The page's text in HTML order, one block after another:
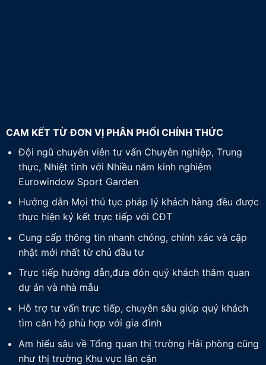
CAM KẾT TỪ ĐƠN VỊ PHÂN PHỐI CHÍNH THỨC
Đội ngũ chuyên viên tư vấn Chuyên nghiệp, Trung
thực, Nhiệt tình với Nhiều năm kinh nghiệm
Eurowindow Sport Garden
Hướng dẫn Mọi thủ tục pháp lý khách hàng đều được
thực hiện ký kết trực tiếp với CĐT
Cung cấp thông tin nhanh chóng, chính xác và cập
nhật mới nhất từ chủ đầu tư
Trực tiếp hướng dẫn,đưa đón quý khách thăm quan
dự án và nhà mẫu
Hỗ trợ tư vấn trực tiếp, chuyên sâu giúp quý khách
tìm căn hộ phù hợp với gia đình
Am hiểu sâu về Tổng quan thị trường Hải phòng cũng
như thị trường Khu vực lân cận